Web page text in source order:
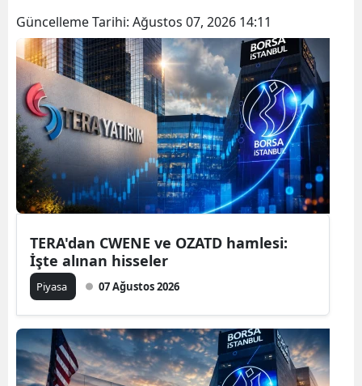
Güncelleme Tarihi: Ağustos 07, 2026 14:11
TERA'dan CWENE ve OZATD hamlesi:
İşte alınan hisseler
Piyasa 07 Ağustos 2026